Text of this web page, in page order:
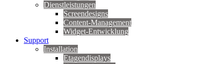
Dienstleistungen
Screendesigns
Content-Management
Widget-Entwicklung
Support
Installation
Etagendisplays